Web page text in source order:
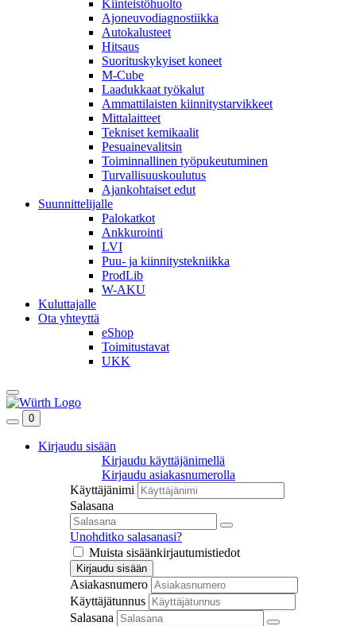
Kiinteistöhuolto
Ajoneuvodiagnostiikka
Autokalusteet
Hitsaus
Suorituskykyiset koneet
M-Cube
Laadukkaat työkalut
Ammattilaisten kiinnitystarvikkeet
Mittalaitteet
Tekniset kemikaalit
Pesuainevalitsin
Toiminnallinen työpukeutuminen
Turvallisuuskoulutus
Ajankohtaiset edut
Suunnittelijalle
Palokatkot
Ankkurointi
LVI
Puu- ja kiinnitystekniikka
ProdLib
W-AKU
Kuluttajalle
Ota yhteyttä
eShop
Toimitustavat
UKK
0
Kirjaudu sisään
Kirjaudu käyttäjänimellä
Kirjaudu asiakasnumerolla
Käyttäjänimi
Salasana
Unohditko salasanasi?
Muista sisäänkirjautumistiedot
Kirjaudu sisään
Asiakasnumero
Käyttäjätunnus
Salasana